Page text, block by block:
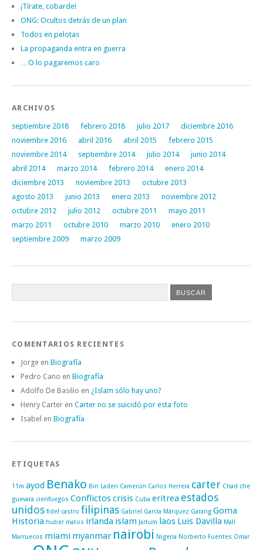
¡Tírate, cobarde!
ONG: Ocultos detrás de un plan
Todos en pelotas
La propaganda entra en guerra
…O lo pagaremos caro
ARCHIVOS
septiembre 2018 febrero 2018 julio 2017
diciembre 2016
noviembre 2016
abril 2016 abril 2015
febrero 2015
noviembre 2014
septiembre 2014 julio 2014
junio 2014
abril 2014
marzo 2014 febrero 2014
enero 2014
diciembre 2013
noviembre 2013
octubre 2013
agosto 2013
junio 2013 enero 2013
noviembre 2012
octubre 2012
julio 2012 octubre 2011
mayo 2011
marzo 2011
octubre 2010 marzo 2010
enero 2010
septiembre 2009
marzo 2009
COMENTARIOS RECIENTES
Jorge en Biografía
Pedro Cano en Biografía
Adolfo De Basilio en ¿Islam sólo hay uno?
Henry Carter en Carter no se suicidó por esta foto
Isabel en Biografía
ETIQUETAS
11m ayod Benako Bin Laden Camerún Carlos Herrera carter Chad che
guevara cienfuegos Conflictoscrisis Cuba eritrea estados
unidos fidel castro filipinas Gabriel García Márquez Garang Goma
Historia huber matos irlanda islam Jartum laos Luis Davilla Malí
Marruecos miami myanmar nairobi Nigeria Norberto Fuentes Omar